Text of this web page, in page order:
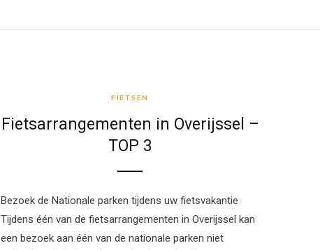
FIETSEN
Fietsarrangementen in Overijssel –
TOP 3
Bezoek de Nationale parken tijdens uw fietsvakantie
Tijdens één van de fietsarrangementen in Overijssel kan
een bezoek aan één van de nationale parken niet